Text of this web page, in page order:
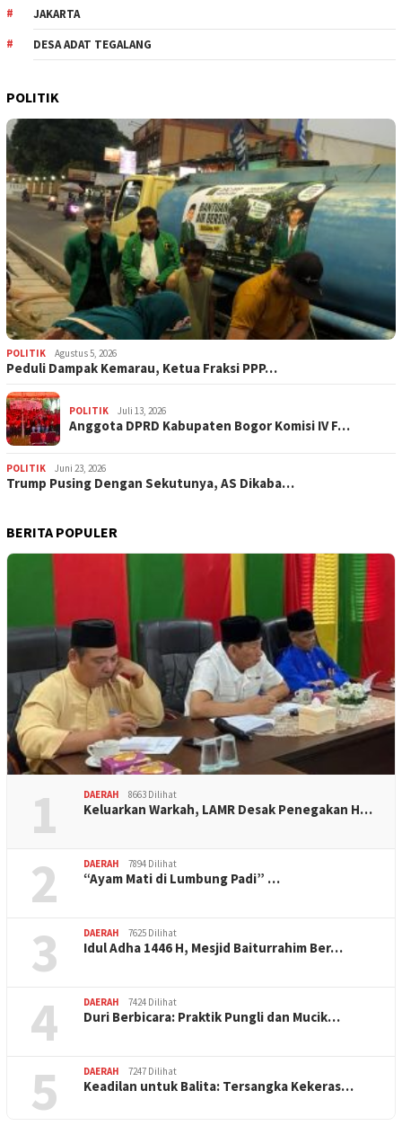
JAKARTA
DESA ADAT TEGALANG
POLITIK
POLITIK Agustus 5, 2026
‎Peduli Dampak Kemarau, Ketua Fraksi PPP…
POLITIK Juli 13, 2026
Anggota DPRD Kabupaten Bogor Komisi IV F…
POLITIK Juni 23, 2026
Trump Pusing Dengan Sekutunya, AS Dikaba…
BERITA POPULER
1 DAERAH 8663 Dilihat
Keluarkan Warkah, LAMR Desak Penegakan H…
2 DAERAH 7894 Dilihat
“Ayam Mati di Lumbung Padi” …
3 DAERAH 7625 Dilihat
Idul Adha 1446 H, Mesjid Baiturrahim Ber…
4 DAERAH 7424 Dilihat
Duri Berbicara: Praktik Pungli dan Mucik…
5 DAERAH 7247 Dilihat
Keadilan untuk Balita: Tersangka Kekeras…